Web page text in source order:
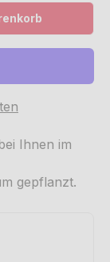
Ihnen im
gepflanzt.